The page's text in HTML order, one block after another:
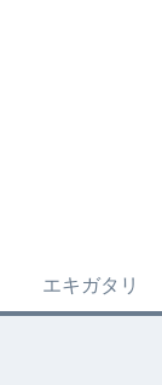
エキガタリ